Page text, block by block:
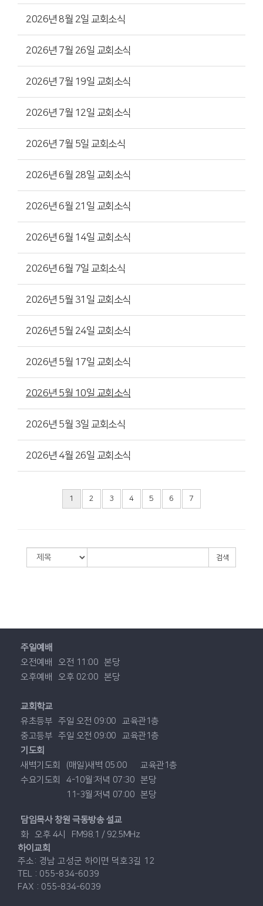
2026년 8월 2일 교회소식
2026년 7월 26일 교회소식
2026년 7월 19일 교회소식
2026년 7월 12일 교회소식
2026년 7월 5일 교회소식
2026년 6월 28일 교회소식
2026년 6월 21일 교회소식
2026년 6월 14일 교회소식
2026년 6월 7일 교회소식
2026년 5월 31일 교회소식
2026년 5월 24일 교회소식
2026년 5월 17일 교회소식
2026년 5월 10일 교회소식
2026년 5월 3일 교회소식
2026년 4월 26일 교회소식
1 2 3 4 5 6 7
검색
주일예배
오전예배
오전 11:00 본당
오후예배
오후 02:00 본당
교회학교
유초등부 주일 오전 09:00
교육관1층
중고등부 주일 오전 09:00
교육관1층
기도회
새벽기도회
(매일)새벽 05:00
교육관1층
수요기도회
4-10월:저녁 07:30 본당
11-3월:저녁 07:00 본당
담임목사 창원 극동방송 설교
화
오후 4시
FM98.1 / 92.5MHz
하이교회
주소: 경남 고성군 하이면 덕호3길 12
TEL : 055-834-6039
FAX : 055-834-6039